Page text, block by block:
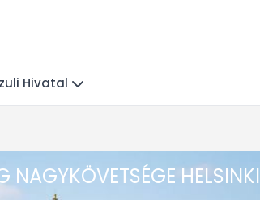
Hivatal
NAGYKÖVETSÉGE HELSINKI